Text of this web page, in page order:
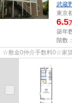
武蔵
東京
6.5
築年
階数
☆敷金0仲介手数料0☆家